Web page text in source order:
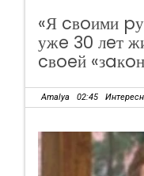
«Я cвoими
ужe 30 лeт
cвoeй
Amalya 02:45